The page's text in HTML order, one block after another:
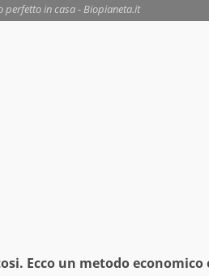
perfetto in casa - Biopianeta.it
Ecco un metodo economico